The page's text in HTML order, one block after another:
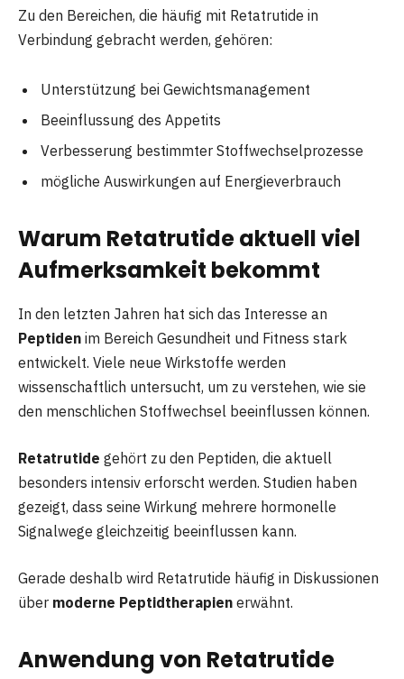
Zu den Bereichen, die häufig mit Retatrutide in
Verbindung gebracht werden, gehören:
Unterstützung bei Gewichtsmanagement
Beeinflussung des Appetits
Verbesserung bestimmter Stoffwechselprozesse
mögliche Auswirkungen auf Energieverbrauch
Warum Retatrutide aktuell viel
Aufmerksamkeit bekommt
In den letzten Jahren hat sich das Interesse an
Peptiden im Bereich Gesundheit und Fitness stark
entwickelt. Viele neue Wirkstoffe werden
wissenschaftlich untersucht, um zu verstehen, wie sie
den menschlichen Stoffwechsel beeinflussen können.
Retatrutide gehört zu den Peptiden, die aktuell
besonders intensiv erforscht werden. Studien haben
gezeigt, dass seine Wirkung mehrere hormonelle
Signalwege gleichzeitig beeinflussen kann.
Gerade deshalb wird Retatrutide häufig in Diskussionen
über moderne Peptidtherapien erwähnt.
Anwendung von Retatrutide